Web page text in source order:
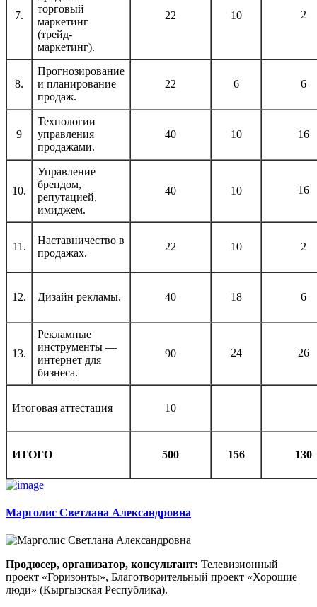
7.
торговый
маркетинг
(трейд-
маркетинг).
22 10 2
8.
Прогнозирование
и планирование
продаж.
22 6 6
9
Технологии
управления
продажами.
40 10 16
10.
Управление
брендом,
репутацией,
имиджем.
40 10 16
11.
Наставничество в
продажах.
22 10 2
12. Дизайн рекламы. 40 18 6
13.
Рекламные
инструменты —
интернет для
бизнеса.
90 24 26
Итоговая аттестация 10
ИТОГО 500 156 130
Марголис Светлана Александровна
Продюсер, организатор, консультант: Телевизионный
проект «Горизонты», Благотворительный проект «Хорошие
люди» (Кыргызская Республика).